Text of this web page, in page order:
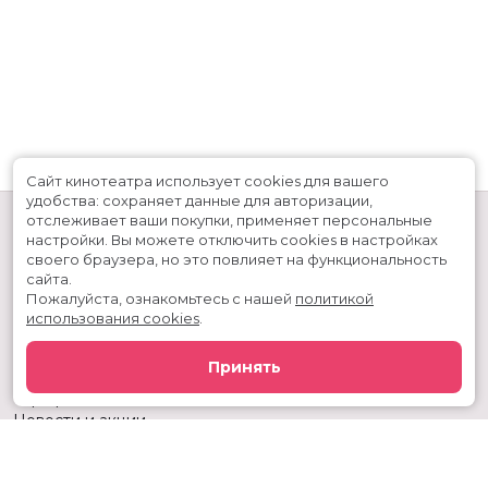
Скоро в кино
Тарифы
Новости и акции
Сайт кинотеатра использует cookies для вашего
удобства: сохраняет данные для авторизации,
отслеживает ваши покупки, применяет персональные
настройки. Вы можете отключить cookies в настройках
своего браузера, но это повлияет на функциональность
сайта.
Пожалуйста, ознакомьтесь с нашей политикой
использования cookies
Принять